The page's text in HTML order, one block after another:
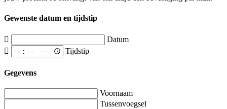
Gewenste datum en tijdstip
Datum
Tijdstip
Gegevens
Voornaam
Tussenvoegsel